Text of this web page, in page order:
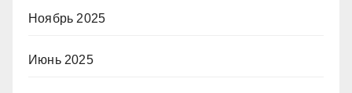
Ноябрь 2025
Июнь 2025